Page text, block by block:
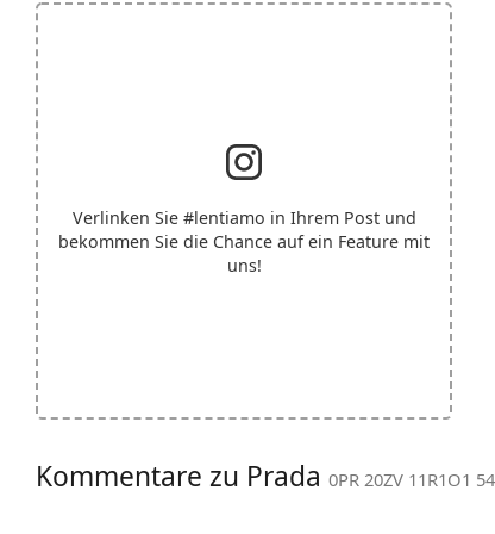
Verlinken Sie #lentiamo in Ihrem Post und
bekommen Sie die Chance auf ein Feature mit
uns!
Kommentare zu Prada 0PR 20ZV 11R1O1 54